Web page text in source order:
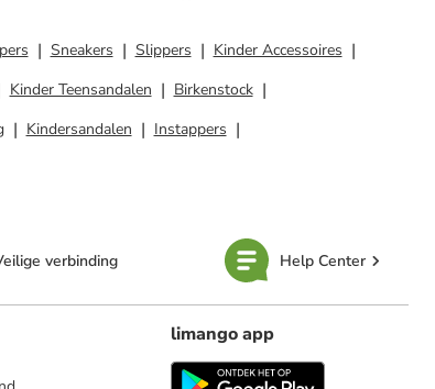
Sneakers Slippers
Kinder Accessoires
Kinder Teensandalen
Birkenstock
Kindersandalen
Instappers
verbinding Help Center
limango app